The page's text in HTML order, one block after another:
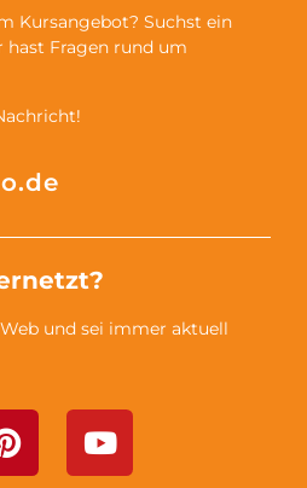
Kursangebot? Suchst ein
Fragen rund um
und sei immer aktuell